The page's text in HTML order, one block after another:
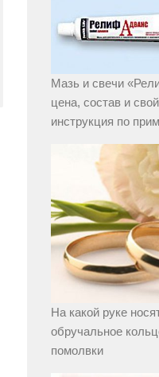
Мазь и свечи
цена, состав и
инструкция по
На какой руке
обручальное
помолвки